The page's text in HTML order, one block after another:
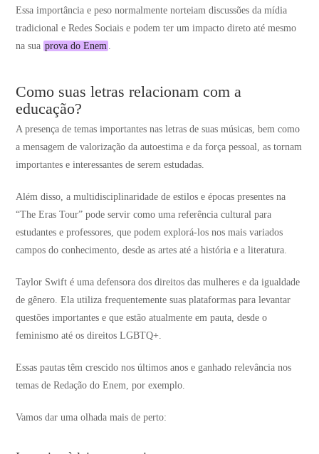
Essa importância e peso normalmente norteiam discussões da mídia
tradicional e Redes Sociais e podem ter um impacto direto até mesmo
na sua prova do Enem .
Como suas letras relacionam com a
educação?
A presença de temas importantes nas letras de suas músicas, bem como
a mensagem de valorização da autoestima e da força pessoal, as tornam
importantes e interessantes de serem estudadas.
Além disso, a multidisciplinaridade de estilos e épocas presentes na
“The Eras Tour” pode servir como uma referência cultural para
estudantes e professores, que podem explorá-los nos mais variados
campos do conhecimento, desde as artes até a história e a literatura.
Taylor Swift é uma defensora dos direitos das mulheres e da igualdade
de gênero. Ela utiliza frequentemente suas plataformas para levantar
questões importantes e que estão atualmente em pauta, desde o
feminismo até os direitos LGBTQ+.
Essas pautas têm crescido nos últimos anos e ganhado relevância nos
temas de Redação do Enem, por exemplo.
Vamos dar uma olhada mais de perto: